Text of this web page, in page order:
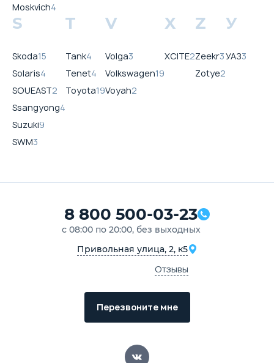
Moskvich4
S
Skoda15
Solaris4
SOUEAST2
Ssangyong4
Suzuki9
SWM3
T
Tank4
Tenet4
Toyota19
V
Volga3
Volkswagen19
Voyah2
X
XCITE2
Z
Zeekr3
Zotye2
У
УАЗ3
8 800 500-03-23
с 08:00 по 20:00, без выходных
Привольная улица, 2, к5
Отзывы
Перезвоните мне